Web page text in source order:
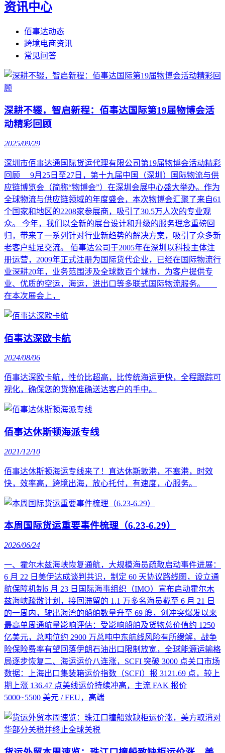
资讯中心
佰事达动态
跨境电商资讯
常见问答
深耕不辍，智启新程：佰事达国际第19届物博会活
动精彩回顾
2025/09/29
深圳市佰事达通国际货运代理有限公司第19届物博会活动精彩
回顾 9月25日至27日，第十九届中国（深圳）国际物流与供
应链博览会（简称“物博会”）在深圳会展中心盛大举办。作为
全球物流与供应链领域的年度盛会，本次物博会汇聚了来自61
个国家和地区的2208家参展商，吸引了30.5万人次的专业观
众。 今年，我们以全新的展台设计和升级的服务理念重磅回
归，带来了一系列针对行业新趋势的解决方案，吸引了众多新
老客户驻足交流。 佰事达公司于2005年在深圳以科技主体注
册运营，2009年正式注册为国际货代企业，已经在国际物流行
业深耕20年，业务范围涉及全球数百个城市，为客户提供专
业、优质的空运，海运，进出口等多联式国际物流服务。
在本次展会上，
佰事达深欧卡航
2024/08/06
佰事达深欧卡航，性价比超高，比传统海运更快，全程跟踪可
视化，确保您的货物准确送达客户的手中。
佰事达休斯顿海派专线
2021/12/10
佰事达休斯顿海运专线来了！直达休斯敦港，不塞港，时效
快，效率高，跨境出海，放心托付，有速度，心服务。
本周国际货运重要事件梳理（6.23-6.29）
2026/06/24
一、霍尔木兹海峡恢复通航，大规模海员疏散启动事件进展：
6 月 22 日美伊达成谈判共识，制定 60 天协议路线图，设立通
航保障机制6 月 23 日国际海事组织（IMO）宣布启动霍尔木
兹海峡疏散计划，接回滞留的 1.1 万多名海员截至 6 月 21 日
的一周内，驶出海湾的船舶数量升至 69 艘，创冲突爆发以来
最高单周通航量影响评估：受影响船舶及货物总价值约 1250
亿美元，总吨位约 2900 万总吨中东航线风险有所缓解，战争
险保险费率有望回落伊朗石油出口限制放宽，全球能源运输格
局逐步恢复二、海运运价八连涨，SCFI 突破 3000 点关口市场
数据：上海出口集装箱运价指数（SCFI）报 3121.69 点，较上
期上涨 136.47 点美线运价持续冲高，主流 FAK 报价
5000~5500 美元 / FEU，高端